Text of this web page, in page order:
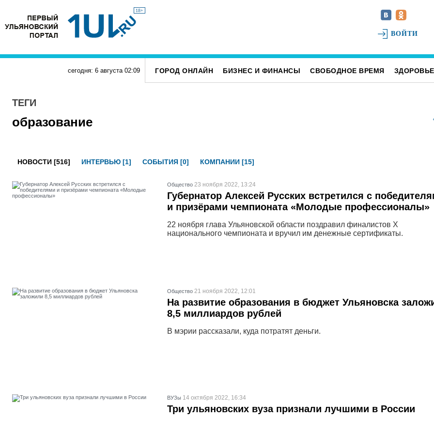
18+
ВОЙТИ
сегодня: 6 августа 02:09 ГОРОД ОНЛАЙН БИЗНЕС И ФИНАНСЫ СВОБОДНОЕ ВРЕМЯ ЗДОРОВЬЕ
ТЕГИ
образование
НОВОСТИ [516] ИНТЕРВЬЮ [1] СОБЫТИЯ [0] КОМПАНИИ [15]
Общество 23 ноября 2022, 13:24
Губернатор Алексей Русских встретился с
и призёрами чемпионата «Молодые профессионалы»
22 ноября глава Ульяновской области поздравил финалистов X
национального чемпионата и вручил им денежные сертификаты.
Общество 21 ноября 2022, 12:01
На развитие образования в бюджет Ульяновска
8,5 миллиардов рублей
В мэрии рассказали, куда потратят деньги.
ВУЗы 14 октября 2022, 16:34
Три ульяновских вуза признали лучшими в России